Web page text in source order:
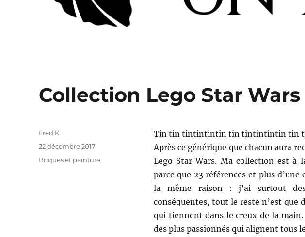
Collection Lego Star Wars
Tin tin tintintintin tin tintintintin tin
Après ce générique que chacun aura
Lego Star Wars. Ma collection est à
parce que 23 références et plus
la même raison : j’ai surtout
conséquentes, tout le reste n’est
qui tiennent dans le creux de la
des plus passionnés qui alignent tous
Auteur
Fred K
Publié
22 décembre 2017
Catégories
Briques et peinture